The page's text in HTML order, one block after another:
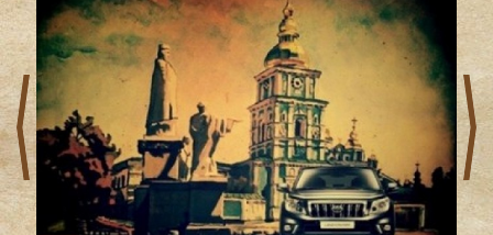
prev next